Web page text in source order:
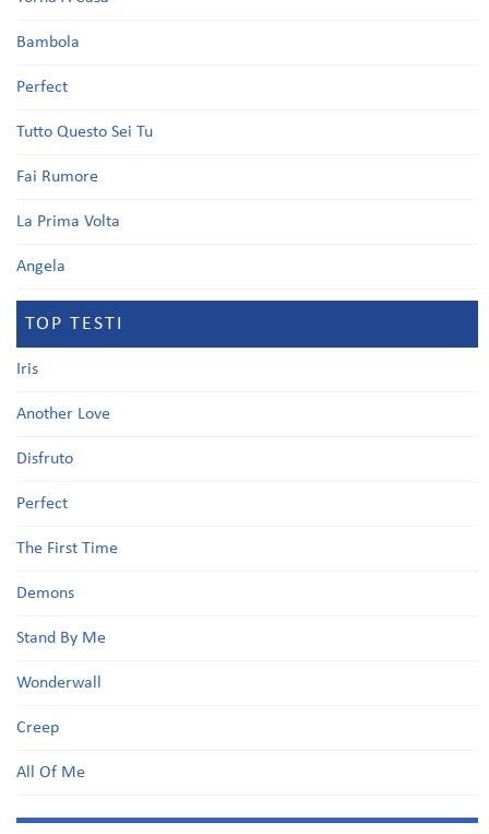
Bambola
Perfect
Tutto Questo Sei Tu
Fai Rumore
La Prima Volta
Angela
TOP TESTI
Iris
Another Love
Disfruto
Perfect
The First Time
Demons
Stand By Me
Wonderwall
Creep
All Of Me